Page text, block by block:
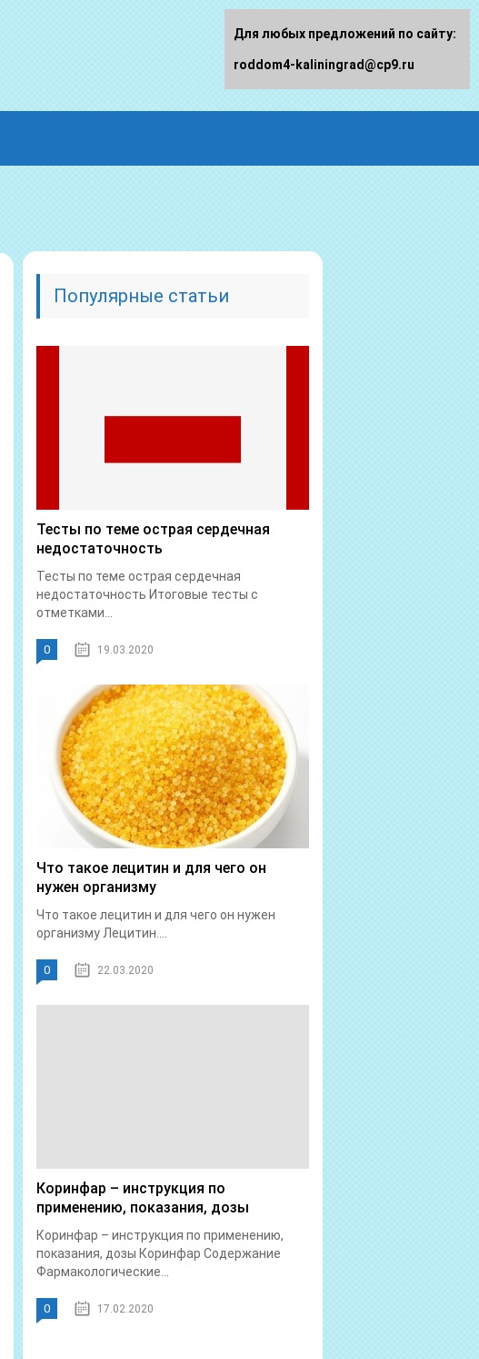
Популярные статьи
Тесты по теме острая сердечная
недостаточность
Тесты по теме острая сердечная
недостаточность Итоговые тесты с
отметками...
0 19.03.2020
Что такое лецитин и для чего он
нужен организму
Что такое лецитин и для чего он нужен
организму Лецитин....
0 22.03.2020
Коринфар – инструкция по
применению, показания, дозы
Коринфар – инструкция по применению,
показания, дозы Коринфар Содержание
Фармакологические...
0 17.02.2020
Для любых предложений по сайту:
roddom4-kaliningrad@cp9.ru